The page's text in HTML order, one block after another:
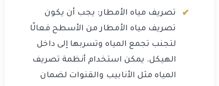
تصريف مياه الأمطار: يجب أن يكون
تصريف مياه الأمطار من الأسطح فعالًا
لتجنب تجمع المياه وتسربها إلى داخل
الهيكل. يمكن استخدام أنظمة تصريف
المياه مثل الأنابيب والقنوات لضمان